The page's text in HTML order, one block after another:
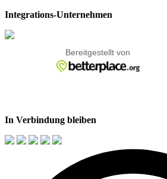
Integrations-Unternehmen
In Verbindung bleiben